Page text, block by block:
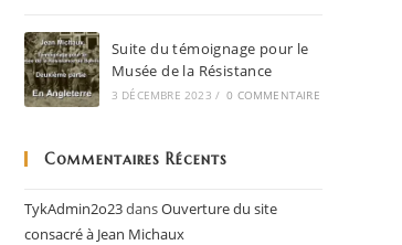
Suite du témoignage pour le
Musée de la Résistance
3 DÉCEMBRE 2023 / 0 COMMENTAIRE
Commentaires Récents
TykAdmin2o23dansOuverture du site
consacré à Jean Michaux